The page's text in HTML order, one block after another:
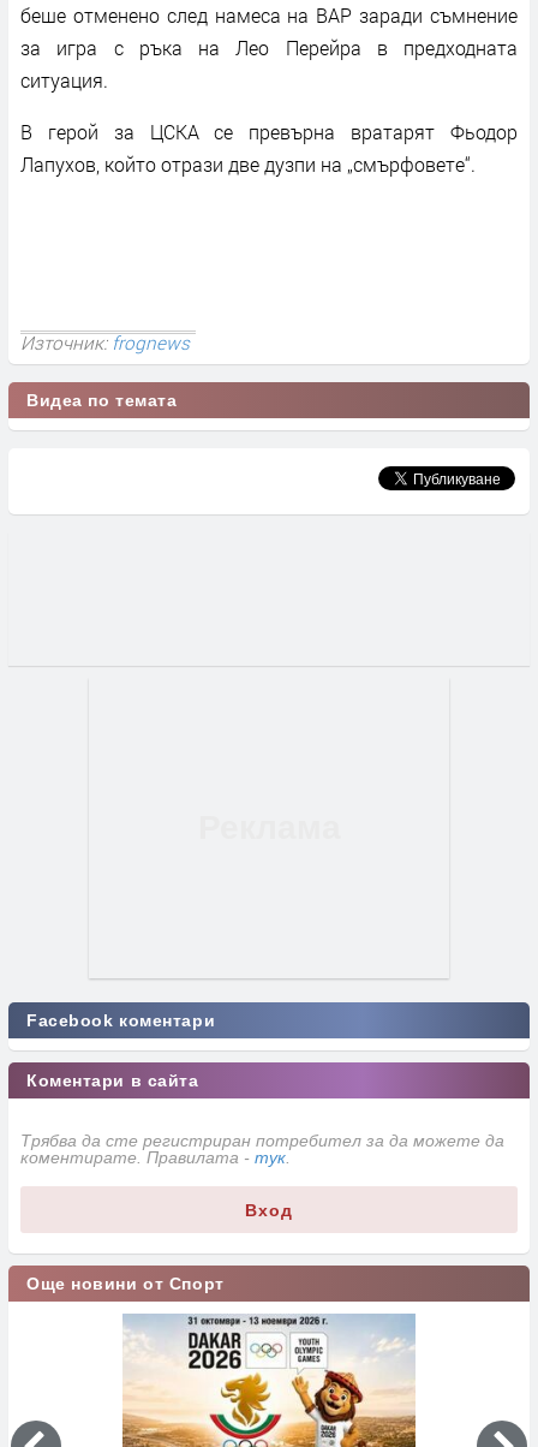
беше отменено след намеса на ВАР заради съмнение
за игра с ръка на Лео Перейра в предходната
ситуация.
В герой за ЦСКА се превърна вратарят Фьодор
Лапухов, който отрази две дузпи на „смърфовете“.
Източник:frognews
Видеа по темата
Facebook коментари
Коментари в сайта
Трябва да сте регистриран потребител за да можете да
коментирате. Правилата - тук
Вход
Още новини от Спорт